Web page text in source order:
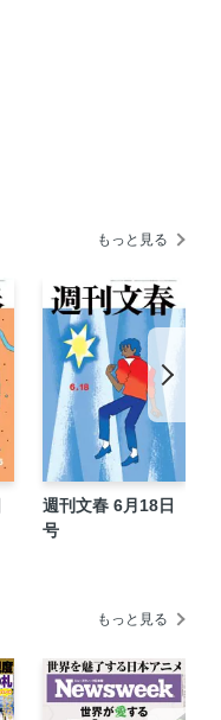
もっと見る
週刊文春 6月18日
号
もっと見る